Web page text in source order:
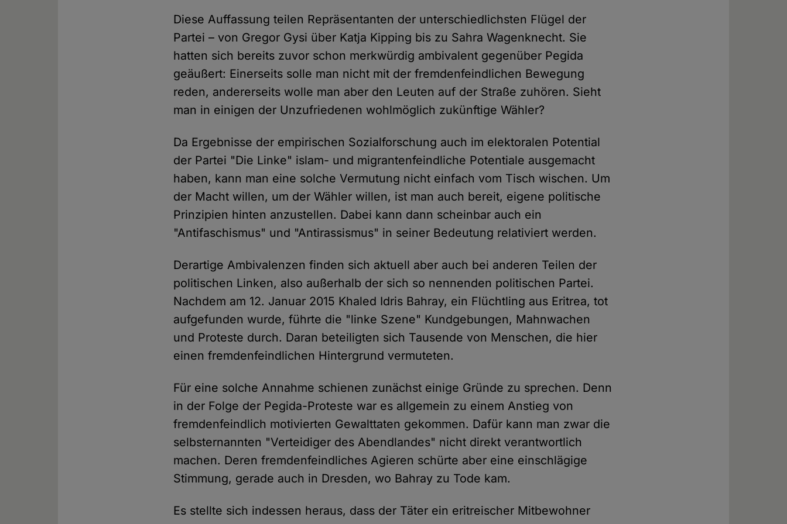
Diese Auffassung teilen Repräsentanten der unterschiedlichsten Flügel der
Partei – von Gregor Gysi über Katja Kipping bis zu Sahra Wagenknecht. Sie
hatten sich bereits zuvor schon merkwürdig ambivalent gegenüber Pegida
geäußert: Einerseits solle man nicht mit der fremdenfeindlichen Bewegung
reden, andererseits wolle man aber den Leuten auf der Straße zuhören. Sieht
man in einigen der Unzufriedenen wohlmöglich zukünftige Wähler?
Da Ergebnisse der empirischen Sozialforschung auch im elektoralen Potential
der Partei "Die Linke" islam- und migrantenfeindliche Potentiale ausgemacht
haben, kann man eine solche Vermutung nicht einfach vom Tisch wischen. Um
der Macht willen, um der Wähler willen, ist man auch bereit, eigene politische
Prinzipien hinten anzustellen. Dabei kann dann scheinbar auch ein
"Antifaschismus" und "Antirassismus" in seiner Bedeutung relativiert werden.
Derartige Ambivalenzen finden sich aktuell aber auch bei anderen Teilen der
politischen Linken, also außerhalb der sich so nennenden politischen Partei.
Nachdem am 12. Januar 2015 Khaled Idris Bahray, ein Flüchtling aus Eritrea, tot
aufgefunden wurde, führte die "linke Szene" Kundgebungen, Mahnwachen
und Proteste durch. Daran beteiligten sich Tausende von Menschen, die hier
einen fremdenfeindlichen Hintergrund vermuteten.
Für eine solche Annahme schienen zunächst einige Gründe zu sprechen. Denn
in der Folge der Pegida-Proteste war es allgemein zu einem Anstieg von
fremdenfeindlich motivierten Gewalttaten gekommen. Dafür kann man zwar die
selbsternannten "Verteidiger des Abendlandes" nicht direkt verantwortlich
machen. Deren fremdenfeindliches Agieren schürte aber eine einschlägige
Stimmung, gerade auch in Dresden, wo Bahray zu Tode kam.
Es stellte sich indessen heraus, dass der Täter ein eritreischer Mitbewohner